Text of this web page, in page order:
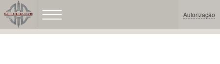
Autorização